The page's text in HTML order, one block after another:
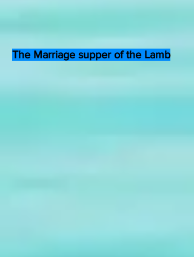
The Marriage supper of the Lamb